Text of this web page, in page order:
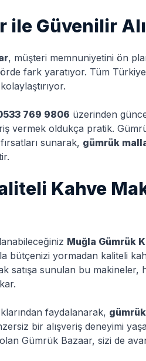
ile Güvenilir
, müşteri memnuniyetini ön
fark yaratıyor. Tüm
769 9806 üzerinden
vermek oldukça pratik.
sunarak, gümrük
Kahve
Muğla Gümrük
bütçenizi yormadan kaliteli
sunulan bu makineler,
faydalanarak,
bir alışveriş deneyimi
Gümrük Bazaar, sizi de